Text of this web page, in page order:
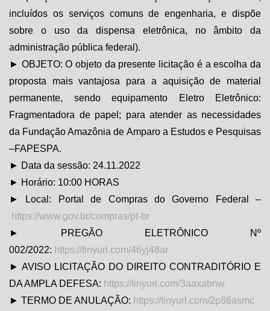
incluídos os serviços comuns de engenharia, e dispõe
sobre o uso da dispensa eletrônica, no âmbito da
administração pública federal).
► OBJETO: O objeto da presente licitação é a escolha da
proposta mais vantajosa para a aquisição de material
permanente, sendo equipamento Eletro Eletrônico:
Fragmentadora de papel; para atender as necessidades
da Fundação Amazônia de Amparo a Estudos e Pesquisas
–FAPESPA.
► Data da sessão: 24.11.2022
► Horário: 10:00 HORAS
► Local: Portal de Compras do Governo Federal –
https://www.gov.br/compras/pt-br
► PREGÃO ELETRÔNICO Nº
002/2022: https://tinyurl.com/46yj48ar
► AVISO LICITAÇÃO DO DIREITO CONTRADITÓRIO E
DA AMPLA DEFESA: https://tinyurl.com/3aaxabnw
► TERMO DE ANULAÇÃO: https://tinyurl.com/2p86asmc